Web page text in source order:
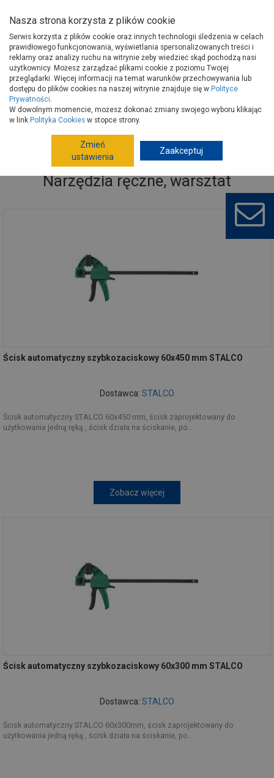
Strona główna Narzędzia Narzędzia ręczne, warsztat
Narzędzia ręczne, warsztat
Ścisk automatyczny szybkozaciskowy 60x450 mm STALCO
Dostawca: STALCO
Ścisk automatyczny STALCO 60x450 mm, ścisk zaprojektowany do
użytkowania jedną ręką , ścisk działa na ściskanie, po...
Zobacz więcej
Ścisk automatyczny szybkozaciskowy 60x300 mm STALCO
Dostawca: STALCO
Ścisk automatyczny STALCO 60x300mm, ścisk zaprojektowany do
użytkowania jedną ręką , ścisk działa na ściskanie, po...
Nasza strona korzysta z plików cookie
Serwis korzysta z plików cookie oraz innych technologii śledzenia w celach
prawidłowego funkcjonowania, wyświetlania spersonalizowanych treści i
reklamy oraz analizy ruchu na witrynie żeby wiedzieć skąd pochodzą nasi
użytkownicy. Możesz zarządzać plikami cookie z poziomu Twojej
przeglądarki. Więcej informacji na temat warunków przechowywania lub
dostępu do plików cookies na naszej witrynie znajduje się w Polityce
Prywatności.
W dowolnym momencie, możesz dokonać zmiany swojego wyboru klikając
w link Polityka Cookies w stopce strony.
Zmień
ustawienia
Zaakceptuj